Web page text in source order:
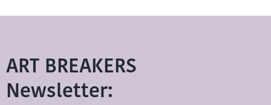
ART BREAKERS
Newsletter: